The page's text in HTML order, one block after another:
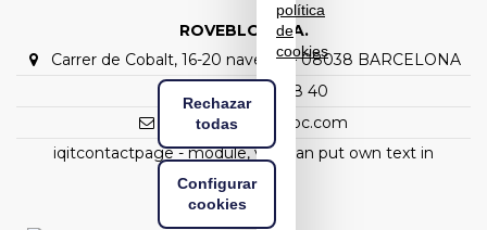
ROVEBLOC S.A.
Carrer de Cobalt, 16-20 nave C1 – 08038 BARCELONA
(+34) 93 298 88 40
rovebloc@rovebloc.com
iqitcontactpage - module, you can put own text in
configuration
política
de
cookies
Rechazar
todas
Configurar
cookies